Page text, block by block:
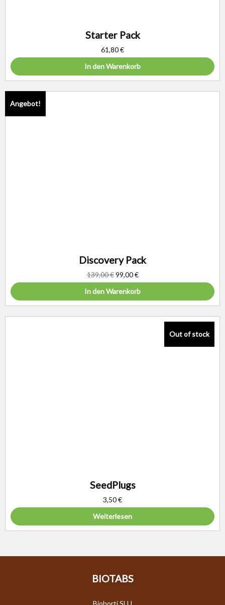
Starter Pack
61,80€
In den Warenkorb
Angebot!
Discovery Pack
139,00€ 99,00€
In den Warenkorb
SeedPlugs
3,50€
Weiterlesen
BIOTABS
Biohorti SLU